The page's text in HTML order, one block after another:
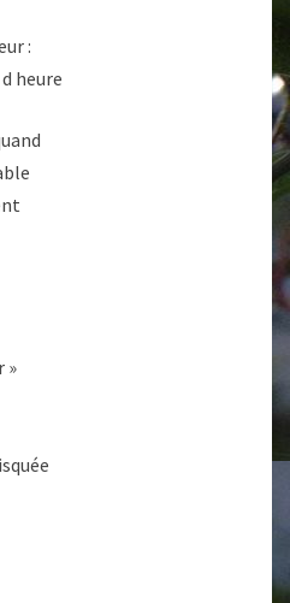
:
heure
»